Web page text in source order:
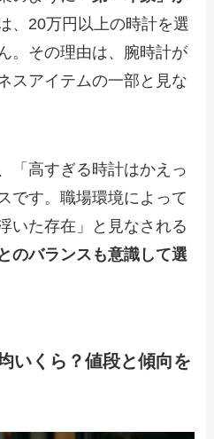
、20万円以上の時計を選
。その理由は、腕時計が
スアイテムの一部と見な
「高すぎる時計はかえっ
です。職場環境によって
いた存在」と見なされる
のバランスも意識して選
いくら？値段と傾向を